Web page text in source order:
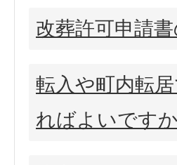
改葬許可申請
転入や町内転
ればよいです